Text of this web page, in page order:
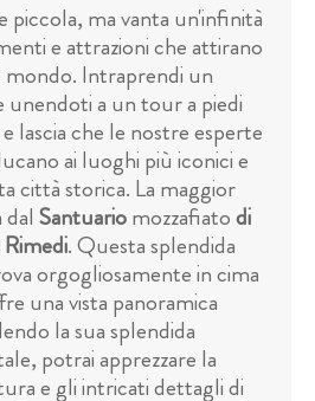
piccola, ma vanta un'infinità
e attrazioni che attirano
Intraprendi un
unendoti a un tour a piedi
lascia che le nostre esperte
ai luoghi più iconici e
città storica. La maggior
Santuariomozzafiatodi
. Questa splendida
orgogliosamente in cima
una vista panoramica
la sua splendida
potrai apprezzare la
e gli intricati dettagli di